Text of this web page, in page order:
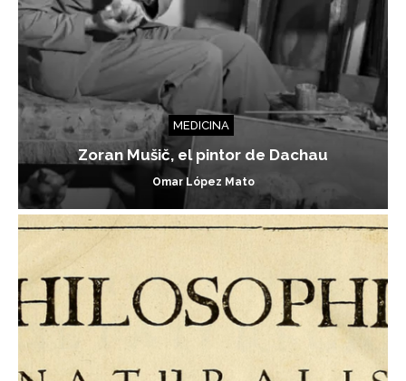
MEDICINA
Zoran Mušič, el pintor de Dachau
Omar López Mato